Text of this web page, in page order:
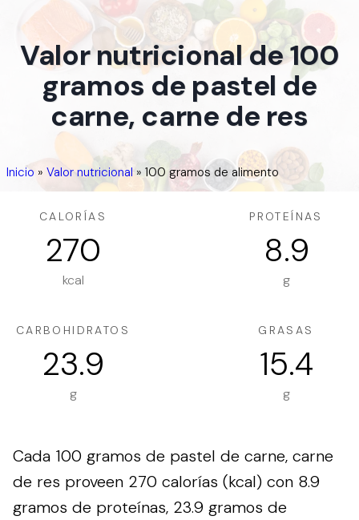
Valor nutricional de 100
gramos de pastel de
carne, carne de res
Inicio » Valor nutricional» 100 gramos de alimento
CALORÍAS
270
kcal
PROTEÍNAS
8.9
g
CARBOHIDRATOS
23.9
g
GRASAS
15.4
g
Cada 100 gramos de pastel de carne, carne
de res proveen 270 calorías (kcal) con 8.9
gramos de proteínas, 23.9 gramos de